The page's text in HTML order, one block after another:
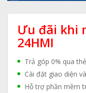
Ưu đãi khi
24HMI
Trả góp 0% qua
Cài đặt giao diện
Hỗ trợ phần mềm